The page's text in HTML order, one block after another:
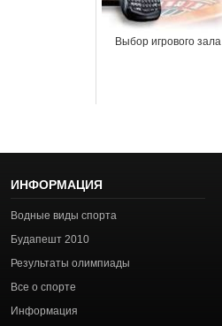
Выбор игрового зала
ИНФОРМАЦИЯ
Водные виды спорта
Будапешт 2010
Результаты олимпиады
Все о спорте
Информация